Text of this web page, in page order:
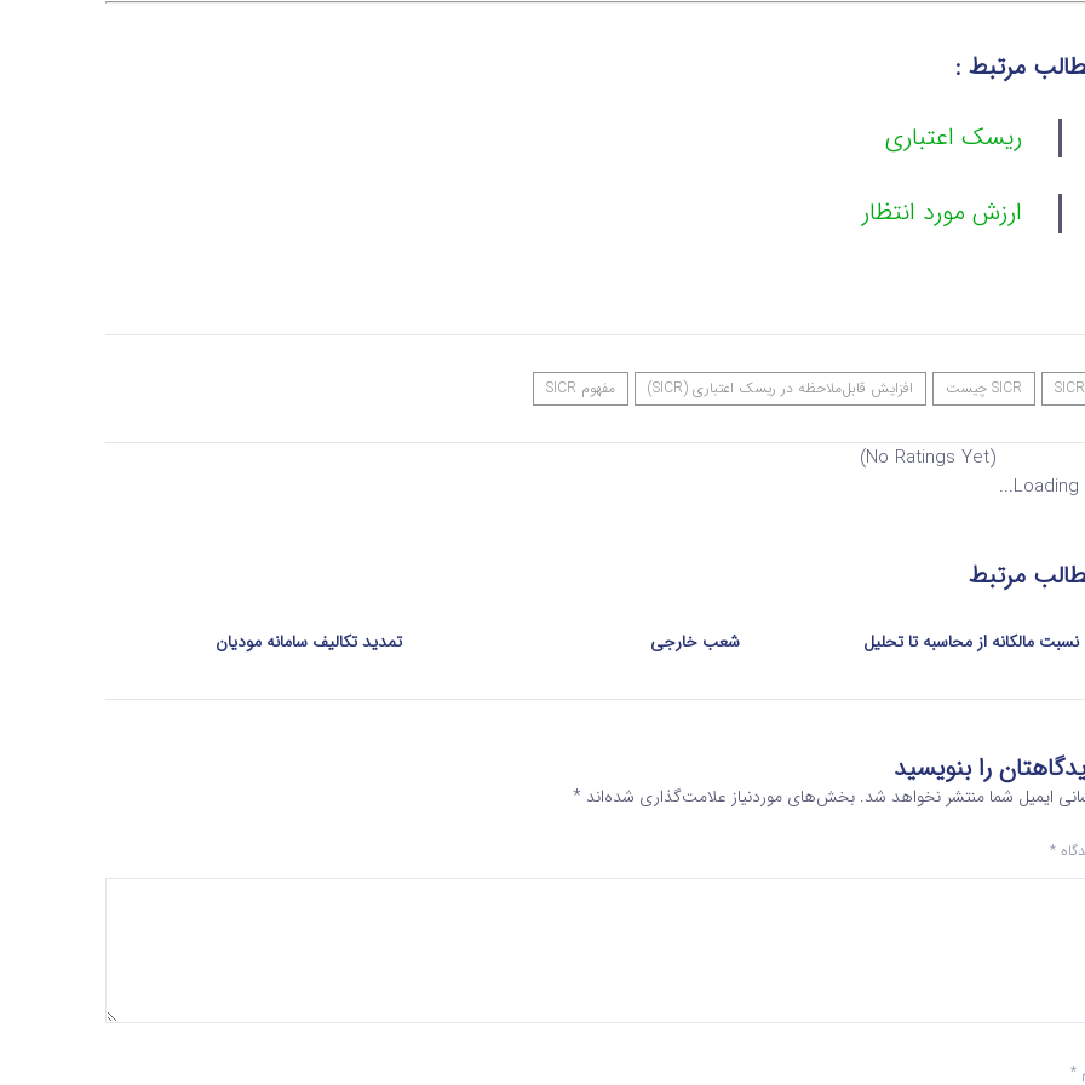
مرتبط :
ریسک اعتباری
ارزش مورد انتظار
SICR SICR چیست افزایش قابل‌ملاحظه در ریسک اعتباری (SICR) مفهوم SICR
(No Ratings Yet)
Loading...
مرتبط
تمدید تکالیف سامانه مودیان شعب خارجی نسبت مالکانه از محاسبه تا تحلیل
را بنویسید
ایمیل شما منتشر نخواهد شد. بخش‌های موردنیاز علامت‌گذاری شده‌اند *
*
*